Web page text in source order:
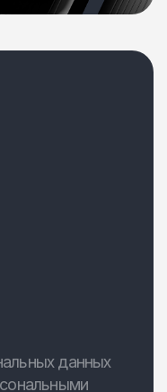
данных